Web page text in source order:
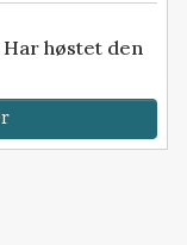
høstet den